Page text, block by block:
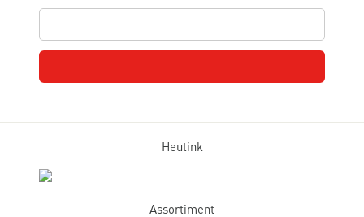
Heutink
Assortiment